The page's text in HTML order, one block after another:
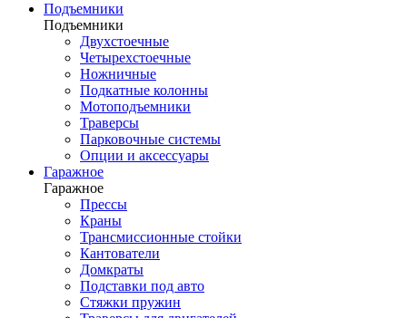
Подъемники
Подъемники
Двухстоечные
Четырехстоечные
Ножничные
Подкатные колонны
Мотоподъемники
Траверсы
Парковочные системы
Опции и аксессуары
Гаражное
Гаражное
Прессы
Краны
Трансмиссионные стойки
Кантователи
Домкраты
Подставки под авто
Стяжки пружин